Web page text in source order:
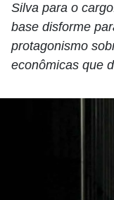
Silva para o
base disforme
protagonismo
econômicas que